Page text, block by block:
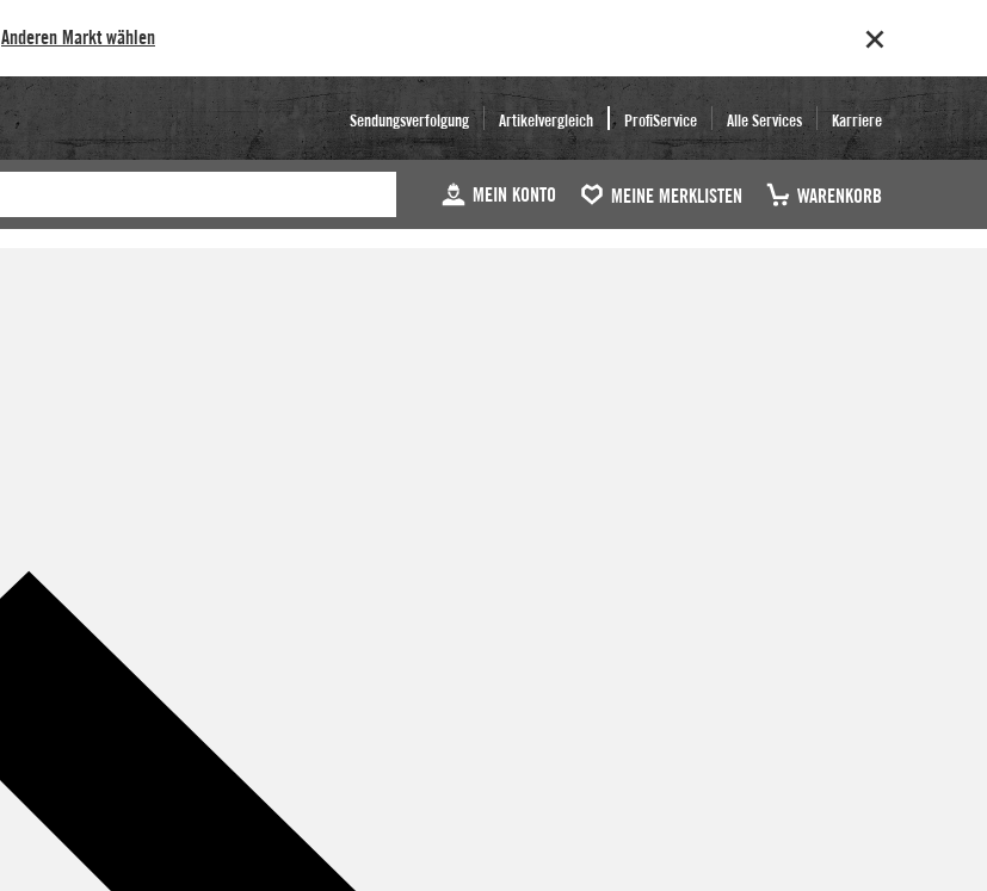
Anderen Markt wählen
Sendungsverfolgung Artikelvergleich ProfiService Alle Services Karriere
MEIN KONTO MEINE MERKLISTEN WARENKORB